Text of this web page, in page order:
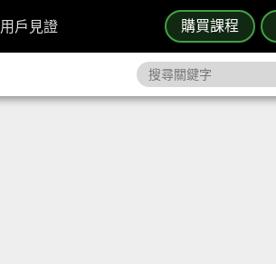
購買課程
用戶見證